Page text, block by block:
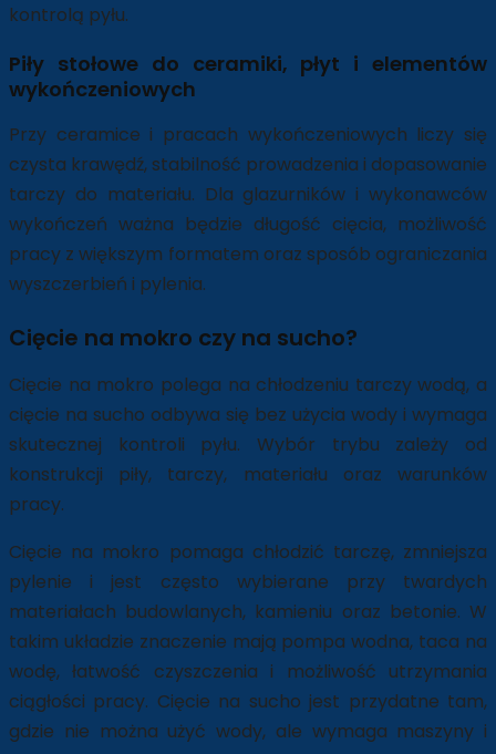
kontrolą pyłu.
Piły stołowe do ceramiki, płyt i elementów
wykończeniowych
Przy ceramice i pracach wykończeniowych liczy się
czysta krawędź, stabilność prowadzenia i dopasowanie
tarczy do materiału. Dla glazurników i wykonawców
wykończeń ważna będzie długość cięcia, możliwość
pracy z większym formatem oraz sposób ograniczania
wyszczerbień i pylenia.
Cięcie na mokro czy na sucho?
Cięcie na mokro polega na chłodzeniu tarczy wodą, a
cięcie na sucho odbywa się bez użycia wody i wymaga
skutecznej kontroli pyłu. Wybór trybu zależy od
konstrukcji piły, tarczy, materiału oraz warunków
pracy.
Cięcie na mokro pomaga chłodzić tarczę, zmniejsza
pylenie i jest często wybierane przy twardych
materiałach budowlanych, kamieniu oraz betonie. W
takim układzie znaczenie mają pompa wodna, taca na
wodę, łatwość czyszczenia i możliwość utrzymania
ciągłości pracy. Cięcie na sucho jest przydatne tam,
gdzie nie można użyć wody, ale wymaga maszyny i